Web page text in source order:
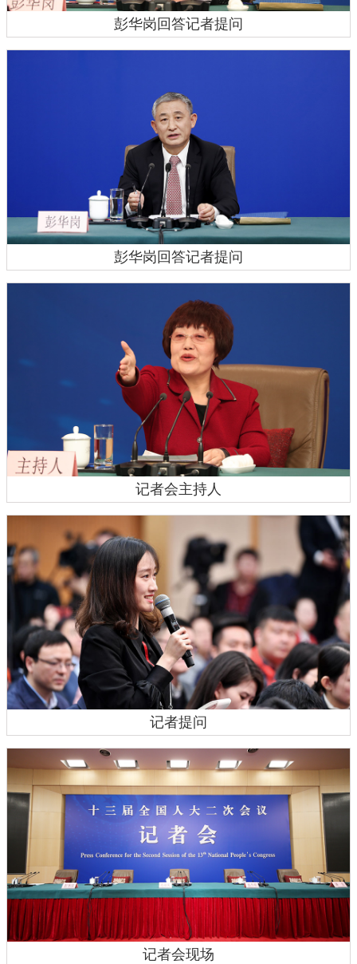
彭华岗回答记者提问
彭华岗回答记者提问
记者会主持人
记者提问
记者会现场